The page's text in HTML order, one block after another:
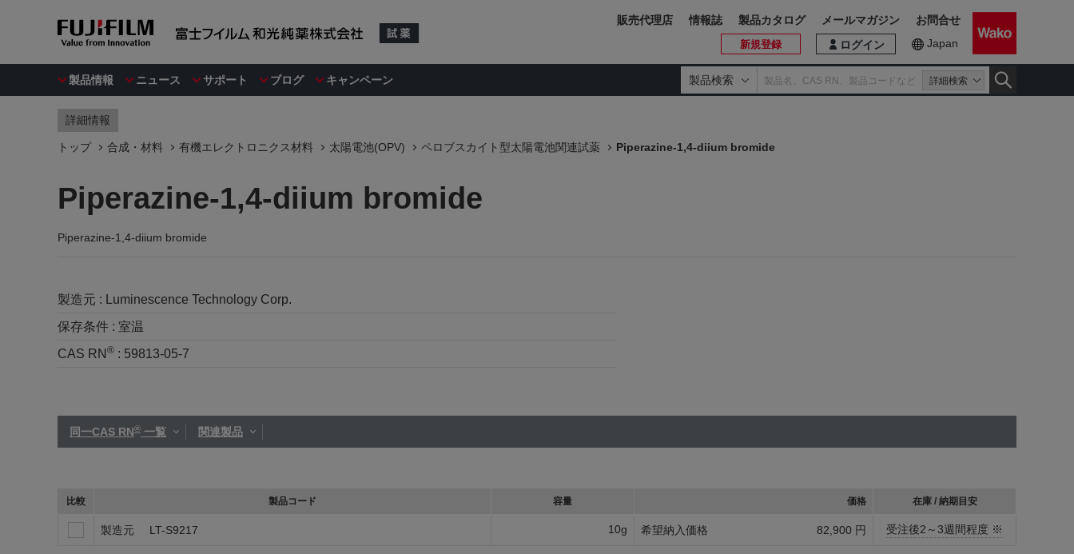
製品情報 ニュース サポート ブログ キャンペーン 製品検索 詳細検索
ログイン
新規登録 Japan
販売代理店 情報誌 製品カタログ メールマガジン お問合せ
詳細情報
トップ 合成・材料 有機エレクトロニクス材料 太陽電池(OPV) ペロブスカイト型太陽電池関連試薬 Piperazine-1,4-diium bromide
Piperazine-1,4-diium bromide
Piperazine-1,4-diium bromide
製造元 :
Luminescence Technology Corp.
保存条件 : 室温
CAS RN ® : 59813-05-7
同一CAS RN® 一覧 関連製品
比較 製品コード 容量 価格 在庫 / 納期目安
製造元 LT-S9217 10g 希望納入価格 82,900 円 受注後2～3週間程度 ※